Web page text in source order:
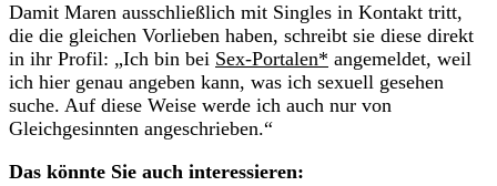
Damit Maren ausschließlich mit Singles in Kontakt tritt,
die die gleichen Vorlieben haben, schreibt sie diese direkt
in ihr Profil: „Ich bin bei Sex-Portalen* angemeldet, weil
ich hier genau angeben kann, was ich sexuell gesehen
suche. Auf diese Weise werde ich auch nur von
Gleichgesinnten angeschrieben.“
Das könnte Sie auch interessieren: